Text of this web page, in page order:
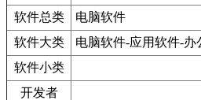
软件总类
电脑软件
软件大类
电脑软件-应用软件-办
软件小类
开发者